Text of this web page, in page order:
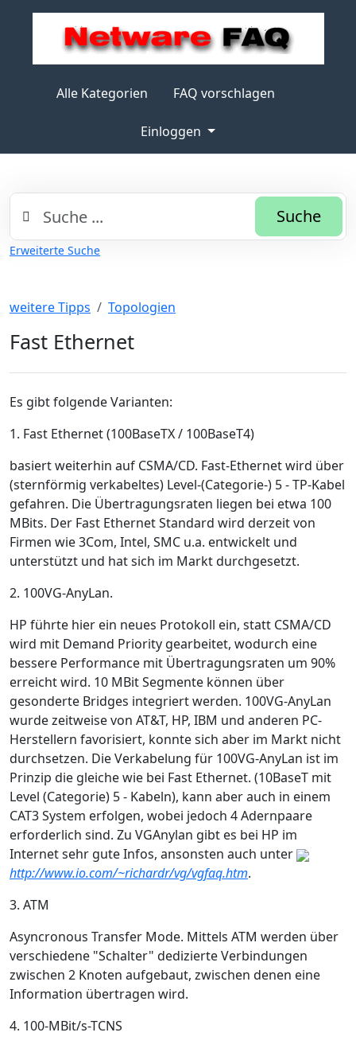
Alle Kategorien FAQ vorschlagen
Einloggen
Suche
Erweiterte Suche
weitere Tipps Topologien
Fast Ethernet
Es gibt folgende Varianten:
1. Fast Ethernet (100BaseTX / 100BaseT4)
basiert weiterhin auf CSMA/CD. Fast-Ethernet wird über
(sternförmig verkabeltes) Level-(Categorie-) 5 - TP-Kabel
gefahren. Die Übertragungsraten liegen bei etwa 100
MBits. Der Fast Ethernet Standard wird derzeit von
Firmen wie 3Com, Intel, SMC u.a. entwickelt und
unterstützt und hat sich im Markt durchgesetzt.
2. 100VG-AnyLan.
HP führte hier ein neues Protokoll ein, statt CSMA/CD
wird mit Demand Priority gearbeitet, wodurch eine
bessere Performance mit Übertragungsraten um 90%
erreicht wird. 10 MBit Segmente können über
gesonderte Bridges integriert werden. 100VG-AnyLan
wurde zeitweise von AT&T, HP, IBM und anderen PC-
Herstellern favorisiert, konnte sich aber im Markt nicht
durchsetzen. Die Verkabelung für 100VG-AnyLan ist im
Prinzip die gleiche wie bei Fast Ethernet. (10BaseT mit
Level (Categorie) 5 - Kabeln), kann aber auch in einem
CAT3 System erfolgen, wobei jedoch 4 Adernpaare
erforderlich sind. Zu VGAnylan gibt es bei HP im
Internet sehr gute Infos, ansonsten auch unter
http://www.io.com/~richardr/vg/vgfaq.htm.
3. ATM
Asyncronous Transfer Mode. Mittels ATM werden über
verschiedene "Schalter" dedizierte Verbindungen
zwischen 2 Knoten aufgebaut, zwischen denen eine
Information übertragen wird.
4. 100-MBit/s-TCNS